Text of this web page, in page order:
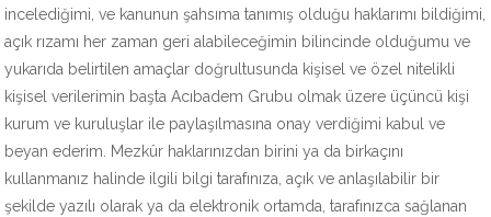
incelediğimi, ve kanunun şahsıma tanımış olduğu haklarımı bildiğimi,
açık rızamı her zaman geri alabileceğimin bilincinde olduğumu ve
yukarıda belirtilen amaçlar doğrultusunda kişisel ve özel nitelikli
kişisel verilerimin başta Acıbadem Grubu olmak üzere üçüncü kişi
kurum ve kuruluşlar ile paylaşılmasına onay verdiğimi kabul ve
beyan ederim. Mezkûr haklarınızdan birini ya da birkaçını
kullanmanız halinde ilgili bilgi tarafınıza, açık ve anlaşılabilir bir
şekilde yazılı olarak ya da elektronik ortamda, tarafınızca sağlanan